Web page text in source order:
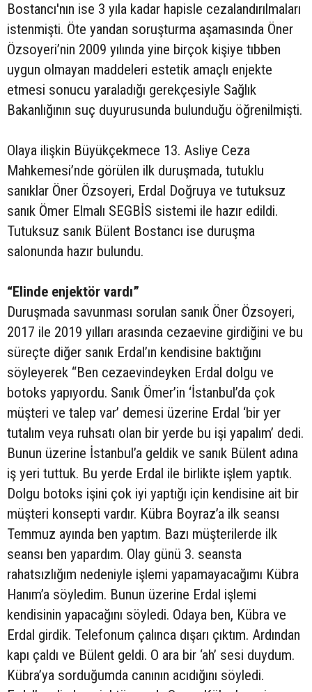
Bostancı'nın ise 3 yıla kadar hapisle cezalandırılmaları
istenmişti. Öte yandan soruşturma aşamasında Öner
Özsoyeri’nin 2009 yılında yine birçok kişiye tıbben
uygun olmayan maddeleri estetik amaçlı enjekte
etmesi sonucu yaraladığı gerekçesiyle Sağlık
Bakanlığının suç duyurusunda bulunduğu öğrenilmişti.
Olaya ilişkin Büyükçekmece 13. Asliye Ceza
Mahkemesi’nde görülen ilk duruşmada, tutuklu
sanıklar Öner Özsoyeri, Erdal Doğruya ve tutuksuz
sanık Ömer Elmalı SEGBİS sistemi ile hazır edildi.
Tutuksuz sanık Bülent Bostancı ise duruşma
salonunda hazır bulundu.
“Elinde enjektör vardı”
Duruşmada savunması sorulan sanık Öner Özsoyeri,
2017 ile 2019 yılları arasında cezaevine girdiğini ve bu
süreçte diğer sanık Erdal’ın kendisine baktığını
söyleyerek “Ben cezaevindeyken Erdal dolgu ve
botoks yapıyordu. Sanık Ömer’in ‘İstanbul’da çok
müşteri ve talep var’ demesi üzerine Erdal ‘bir yer
tutalım veya ruhsatı olan bir yerde bu işi yapalım’ dedi.
Bunun üzerine İstanbul’a geldik ve sanık Bülent adına
iş yeri tuttuk. Bu yerde Erdal ile birlikte işlem yaptık.
Dolgu botoks işini çok iyi yaptığı için kendisine ait bir
müşteri konsepti vardır. Kübra Boyraz’a ilk seansı
Temmuz ayında ben yaptım. Bazı müşterilerde ilk
seansı ben yapardım. Olay günü 3. seansta
rahatsızlığım nedeniyle işlemi yapamayacağımı Kübra
Hanım’a söyledim. Bunun üzerine Erdal işlemi
kendisinin yapacağını söyledi. Odaya ben, Kübra ve
Erdal girdik. Telefonum çalınca dışarı çıktım. Ardından
kapı çaldı ve Bülent geldi. O ara bir ‘ah’ sesi duydum.
Kübra’ya sorduğumda canının acıdığını söyledi.